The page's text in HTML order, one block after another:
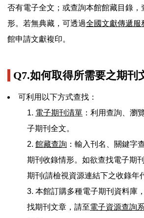
否有電子全文；或查詢本館館藏目錄，
形。若無典藏，可透過全國文獻傳遞服
館申請文獻複印。
Q7.如何取得所需要之期刊
可利用以下方式查找：
電子期刊清單 ：利用查詢、瀏
子期刊全文。
館藏查詢 ：輸入刊名、關鍵字
期刊收錄情形。如欲查找電子期
期刊(請檢視資源連結下之收錄年
本館訂購多種電子期刊資料庫
找期刊文章，請至電子資源查詢